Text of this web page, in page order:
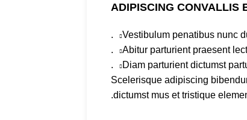
ADIPISCING CONVALLIS
Vestibulum penatibus nunc
Abitur parturient praesent
Diam parturient dictumst
Scelerisque adipiscing
dictumst mus et tristique